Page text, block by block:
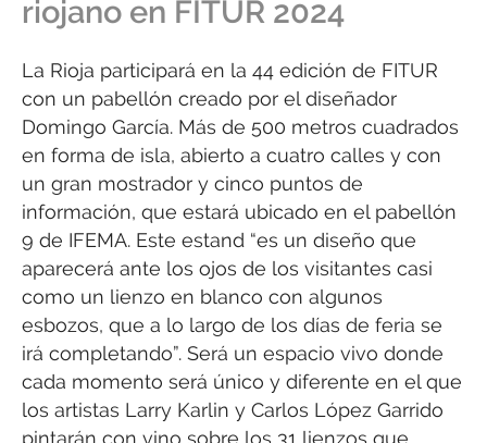
riojano en FITUR 2024
La Rioja participará en la 44 edición de FITUR
con un pabellón creado por el diseñador
Domingo García. Más de 500 metros cuadrados
en forma de isla, abierto a cuatro calles y con
un gran mostrador y cinco puntos de
información, que estará ubicado en el pabellón
9 de IFEMA. Este estand “es un diseño que
aparecerá ante los ojos de los visitantes casi
como un lienzo en blanco con algunos
esbozos, que a lo largo de los días de feria se
irá completando”. Será un espacio vivo donde
cada momento será único y diferente en el que
los artistas Larry Karlin y Carlos López Garrido